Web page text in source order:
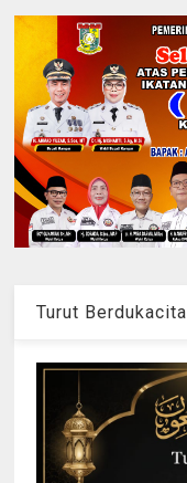
Turut Berdukacita